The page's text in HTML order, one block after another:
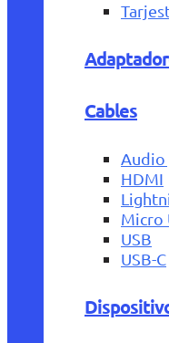
Cables
Audio
HDMI
Micro
USB
USB-C